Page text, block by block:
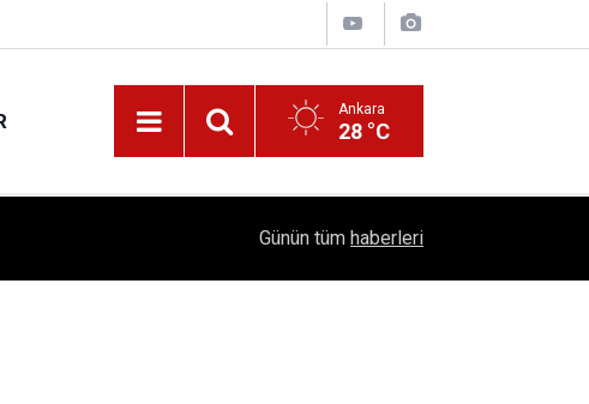
Ankara
28 °C
1504 Kep, Tek Bir Hedef: Bilim Kenti Çubuk
Günün tüm haberleri